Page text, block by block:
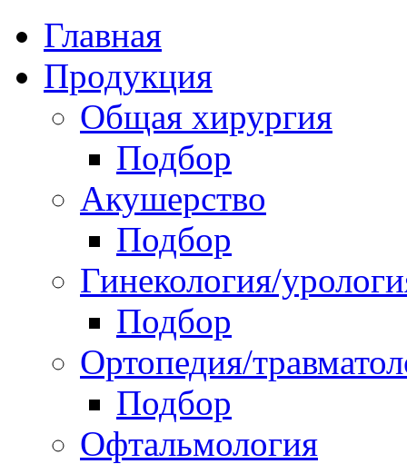
Главная
Продукция
Общая хирургия
Подбор
Акушерство
Подбор
Гинекология/
Подбор
Ортопедия/
Подбор
Офтальмология